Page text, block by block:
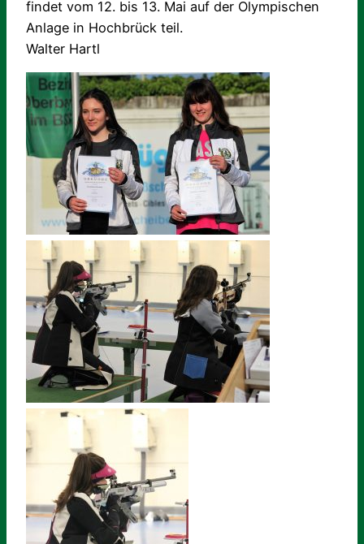
findet vom 12. bis 13. Mai auf der Olympischen
Anlage in Hochbrück teil.
Walter Hartl